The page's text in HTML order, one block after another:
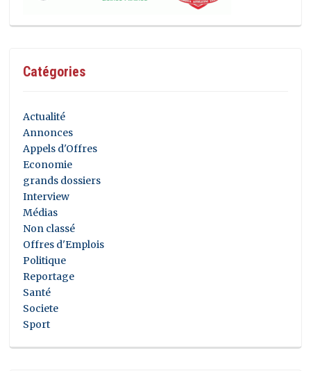
Catégories
Actualité
Annonces
Appels d'Offres
Economie
grands dossiers
Interview
Médias
Non classé
Offres d'Emplois
Politique
Reportage
Santé
Societe
Sport